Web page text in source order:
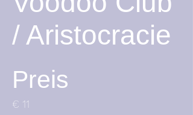
/ Aristocracie
Preis
€ 11